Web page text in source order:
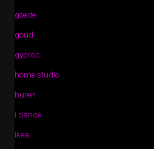
goede
goud
gyproc
home studio
huren
i dance
ikea